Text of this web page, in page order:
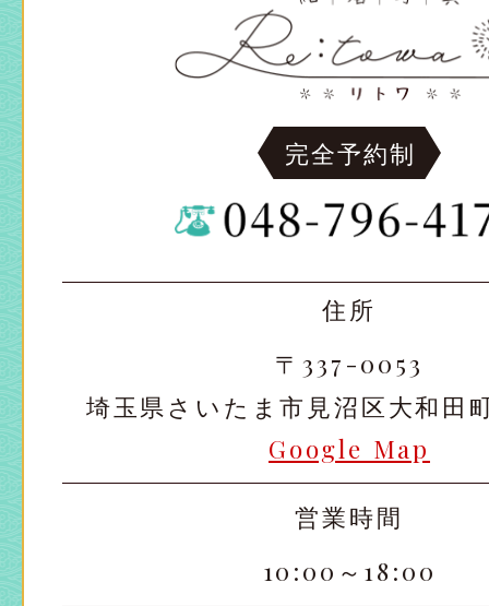
完全予約制
住所
〒337-0053
埼玉県さいたま市見沼区大和田
Google Map
営業時間
10:00～18:00